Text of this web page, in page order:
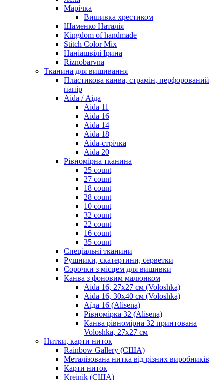
Марічка
Вишивка хрестиком
Шаменко Наталія
Kingdom of handmade
Stitch Color Mix
Наніашвілі Ірина
Riznobarvna
Тканина для вишивання
Пластикова канва, страмін, перфорований
папір
Aida / Аіда
Aida 11
Aida 16
Aida 14
Aida 18
Aida-стрічка
Aida 20
Рівномірна тканина
25 count
27 count
18 count
28 count
10 count
32 count
22 count
16 count
35 count
Спеціальні тканини
Рушники, скатертини, серветки
Сорочки з місцем для вишивки
Канва з фоновим малюнком
Aida 16, 27х27 см (Voloshka)
Aida 16, 30х40 см (Voloshka)
Аїда 16 (Alisena)
Рівномірка 32 (Alisena)
Канва рівномірна 32 принтована
Voloshka, 27х27 см
Нитки, карти ниток
Rainbow Gallery (США)
Металізована нитка від різних виробників
Карти ниток
Kreinik (США)